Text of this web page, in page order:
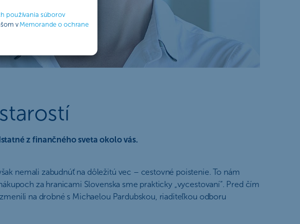
používania súborov
v Memorande o ochrane
z finančného sveta okolo vás.
nemali zabudnúť na dôležitú vec – cestovné poistenie. To nám
za hranicami Slovenska sme prakticky „vycestovaní“. Pred čím
na drobné s Michaelou Pardubskou, riaditeľkou odboru